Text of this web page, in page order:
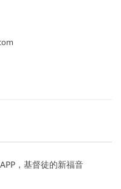
，基督徒的新福音